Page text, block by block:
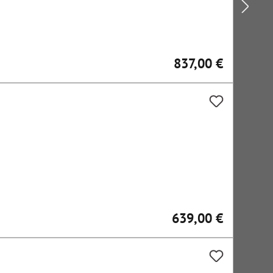
Regulärer Preis:
837,00 €
Regulärer Preis:
639,00 €